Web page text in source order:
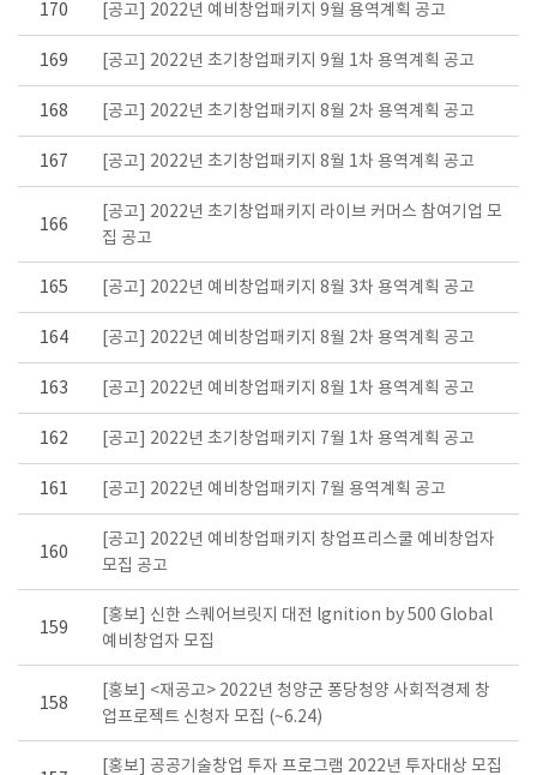
170 [공고] 2022년 예비창업패키지 9월 용역계획 공고
169 [공고] 2022년 초기창업패키지 9월 1차 용역계획 공고
168 [공고] 2022년 초기창업패키지 8월 2차 용역계획 공고
167 [공고] 2022년 초기창업패키지 8월 1차 용역계획 공고
166
[공고] 2022년 초기창업패키지 라이브 커머스 참여기업 모
집 공고
165 [공고] 2022년 예비창업패키지 8월 3차 용역계획 공고
164 [공고] 2022년 예비창업패키지 8월 2차 용역계획 공고
163 [공고] 2022년 예비창업패키지 8월 1차 용역계획 공고
162 [공고] 2022년 초기창업패키지 7월 1차 용역계획 공고
161 [공고] 2022년 예비창업패키지 7월 용역계획 공고
160
[공고] 2022년 예비창업패키지 창업프리스쿨 예비창업자
모집 공고
159
[홍보] 신한 스퀘어브릿지 대전 lgnition by 500 Global
예비창업자 모집
158
[홍보] <재공고> 2022년 청양군 퐁당청양 사회적경제 창
업프로젝트 신청자 모집 (~6.24)
[홍보] 공공기술창업 투자 프로그램 2022년 투자대상 모집